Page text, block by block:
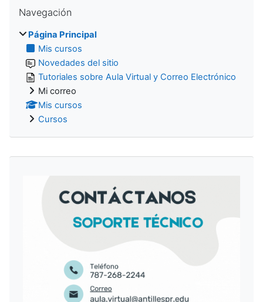
Navegación
Página Principal
Mis cursos
Novedades del sitio
Tutoriales sobre Aula Virtual y Correo Electrónico
Mi correo
Mis cursos
Cursos